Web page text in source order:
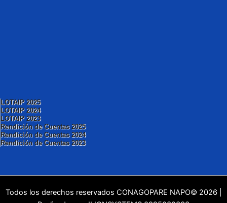
LOTAIP 2025
LOTAIP 2024
LOTAIP 2023
Rendición de Cuentas 2025
Rendición de Cuentas 2024
Rendición de Cuentas 2023
Todos los derechos reservados CONAGOPARE NAPO© 2026 |